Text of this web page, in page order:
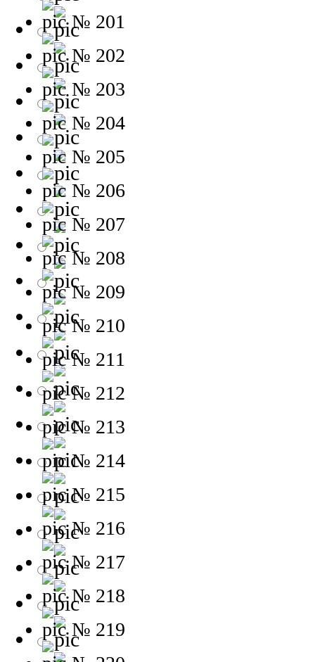
№ 201
№ 202
№ 203
№ 204
№ 205
№ 206
№ 207
№ 208
№ 209
№ 210
№ 211
№ 212
№ 213
№ 214
№ 215
№ 216
№ 217
№ 218
№ 219